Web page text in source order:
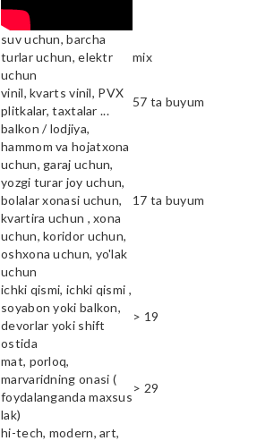
suv uchun, barcha
turlar uchun, elektr
uchun
mix
vinil, kvarts vinil, PVX
plitkalar, taxtalar ...
57 ta buyum
balkon / lodjiya,
hammom va hojatxona
uchun, garaj uchun,
yozgi turar joy uchun,
bolalar xonasi uchun,
kvartira uchun , xona
uchun, koridor uchun,
oshxona uchun, yo'lak
uchun
17 ta buyum
ichki qismi, ichki qismi ,
soyabon yoki balkon,
devorlar yoki shift
ostida
> 19
mat, porloq,
marvaridning onasi (
foydalanganda maxsus
lak)
> 29
hi-tech, modern, art,